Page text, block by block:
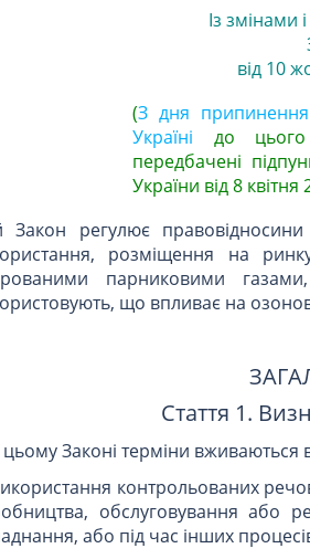
Із
від 10
(З дня
Україні
до цього
передбачені
України від 8
Закон регулює
розміщення на
парниковими
що впливає на
Стаття 1.
цьому Законі терміни вживаються
контрольованих
обслуговування або
або під час інших